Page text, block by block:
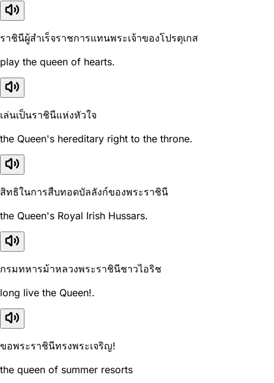
ราชินีผู้สำเร็จราชการแทนพระเจ้าของโปรตุเกส
play the queen of hearts.
เล่นเป็นราชินีแห่งหัวใจ
the Queen's hereditary right to the throne.
สิทธิในการสืบทอดบัลลังก์ของพระราชินี
the Queen's Royal Irish Hussars.
กรมทหารม้าหลวงพระราชินีชาวไอริช
long live the Queen!.
ขอพระราชินีทรงพระเจริญ!
the queen of summer resorts